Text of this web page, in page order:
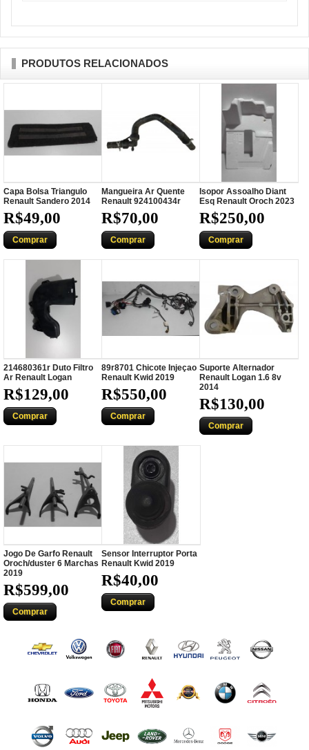
PRODUTOS RELACIONADOS
Capa Bolsa Triangulo
Renault Sandero 2014
R$49,00
Comprar
Mangueira Ar Quente
Renault 924100434r
R$70,00
Comprar
Isopor Assoalho Diant
Esq Renault Oroch 2023
R$250,00
Comprar
214680361r Duto Filtro
Ar Renault Logan
R$129,00
Comprar
89r8701 Chicote Injeçao
Renault Kwid 2019
R$550,00
Comprar
Suporte Alternador
Renault Logan 1.6 8v
2014
R$130,00
Comprar
Jogo De Garfo Renault
Oroch/duster 6 Marchas
2019
R$599,00
Comprar
Sensor Interruptor Porta
Renault Kwid 2019
R$40,00
Comprar